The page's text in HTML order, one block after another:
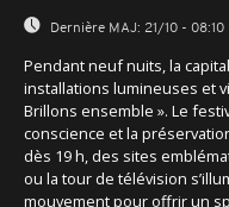
Dernière MAJ: 21/10 - 08:10
Pendant neuf nuits, la
installations lumineuses et
Brillons ensemble ». Le
conscience et la
dès 19 h, des sites
ou la tour de télévision
mouvement pour offrir un